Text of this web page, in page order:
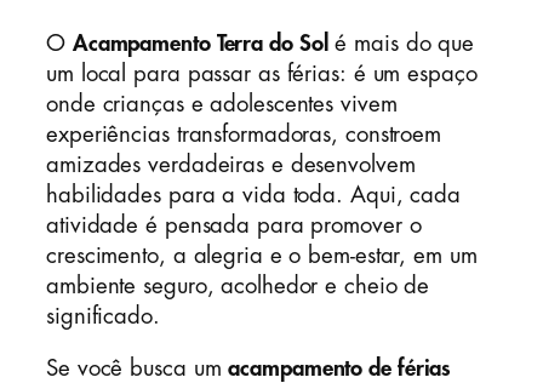
O Acampamento Terra do Sol é mais do que
um local para passar as férias: é um espaço
onde crianças e adolescentes vivem
experiências transformadoras, constroem
amizades verdadeiras e desenvolvem
habilidades para a vida toda. Aqui, cada
atividade é pensada para promover o
crescimento, a alegria e o bem-estar, em um
ambiente seguro, acolhedor e cheio de
significado.
Se você busca umacampamento de férias